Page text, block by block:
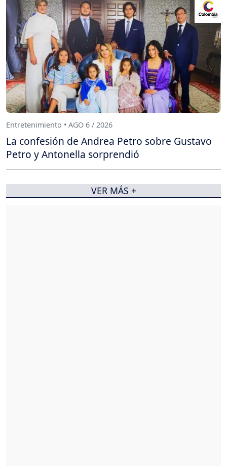
Entretenimiento • AGO 6 / 2026
La confesión de Andrea Petro sobre Gustavo
Petro y Antonella sorprendió
VER MÁS +